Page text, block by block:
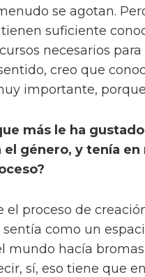
se agotan.
tienen suficiente
necesarios
creo que
importante,
más le ha
género, y tenía
el proceso de
sentía como un
mundo hacía
sí, eso tiene que